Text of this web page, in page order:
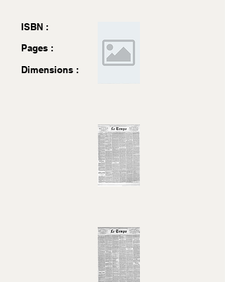
ISBN :
Pages :
Dimensions :